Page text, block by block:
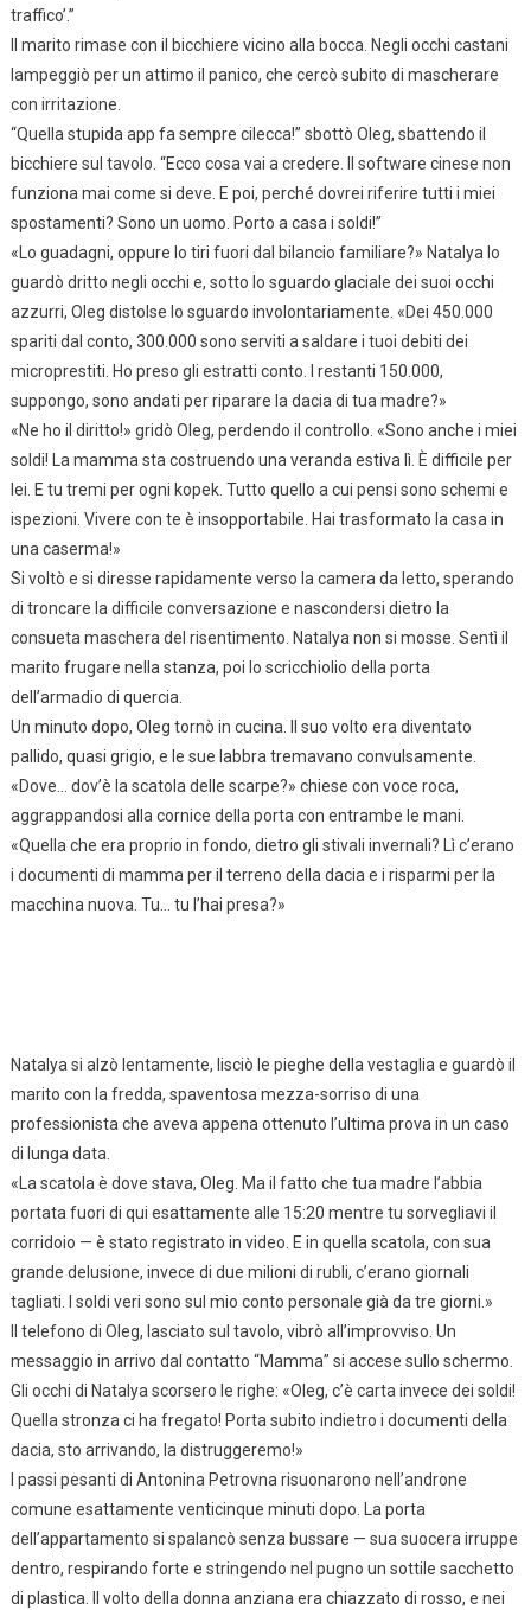
traffico’.”
Il marito rimase con il bicchiere vicino alla bocca. Negli occhi castani
lampeggiò per un attimo il panico, che cercò subito di mascherare
con irritazione.
“Quella stupida app fa sempre cilecca!” sbottò Oleg, sbattendo il
bicchiere sul tavolo. “Ecco cosa vai a credere. Il software cinese non
funziona mai come si deve. E poi, perché dovrei riferire tutti i miei
spostamenti? Sono un uomo. Porto a casa i soldi!”
«Lo guadagni, oppure lo tiri fuori dal bilancio familiare?» Natalya lo
guardò dritto negli occhi e, sotto lo sguardo glaciale dei suoi occhi
azzurri, Oleg distolse lo sguardo involontariamente. «Dei 450.000
spariti dal conto, 300.000 sono serviti a saldare i tuoi debiti dei
microprestiti. Ho preso gli estratti conto. I restanti 150.000,
suppongo, sono andati per riparare la dacia di tua madre?»
«Ne ho il diritto!» gridò Oleg, perdendo il controllo. «Sono anche i miei
soldi! La mamma sta costruendo una veranda estiva lì. È difficile per
lei. E tu tremi per ogni kopek. Tutto quello a cui pensi sono schemi e
ispezioni. Vivere con te è insopportabile. Hai trasformato la casa in
una caserma!»
Si voltò e si diresse rapidamente verso la camera da letto, sperando
di troncare la difficile conversazione e nascondersi dietro la
consueta maschera del risentimento. Natalya non si mosse. Sentì il
marito frugare nella stanza, poi lo scricchiolio della porta
dell’armadio di quercia.
Un minuto dopo, Oleg tornò in cucina. Il suo volto era diventato
pallido, quasi grigio, e le sue labbra tremavano convulsamente.
«Dove… dov’è la scatola delle scarpe?» chiese con voce roca,
aggrappandosi alla cornice della porta con entrambe le mani.
«Quella che era proprio in fondo, dietro gli stivali invernali? Lì c’erano
i documenti di mamma per il terreno della dacia e i risparmi per la
macchina nuova. Tu… tu l’hai presa?»
Natalya si alzò lentamente, lisciò le pieghe della vestaglia e guardò il
marito con la fredda, spaventosa mezza-sorriso di una
professionista che aveva appena ottenuto l’ultima prova in un caso
di lunga data.
«La scatola è dove stava, Oleg. Ma il fatto che tua madre l’abbia
portata fuori di qui esattamente alle 15:20 mentre tu sorvegliavi il
corridoio — è stato registrato in video. E in quella scatola, con sua
grande delusione, invece di due milioni di rubli, c’erano giornali
tagliati. I soldi veri sono sul mio conto personale già da tre giorni.»
Il telefono di Oleg, lasciato sul tavolo, vibrò all’improvviso. Un
messaggio in arrivo dal contatto “Mamma” si accese sullo schermo.
Gli occhi di Natalya scorsero le righe: «Oleg, c’è carta invece dei soldi!
Quella stronza ci ha fregato! Porta subito indietro i documenti della
dacia, sto arrivando, la distruggeremo!»
I passi pesanti di Antonina Petrovna risuonarono nell’androne
comune esattamente venticinque minuti dopo. La porta
dell’appartamento si spalancò senza bussare — sua suocera irruppe
dentro, respirando forte e stringendo nel pugno un sottile sacchetto
di plastica. Il volto della donna anziana era chiazzato di rosso, e nei